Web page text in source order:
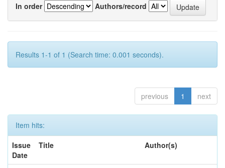
In order
Authors/record
Results 1-1 of 1 (Search time: 0.001 seconds).
previous 1 next
Item hits:
Issue
Date
Title Author(s)